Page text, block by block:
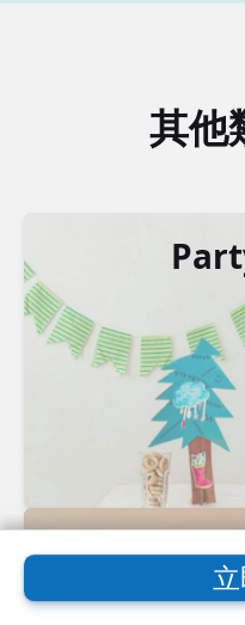
其他
時